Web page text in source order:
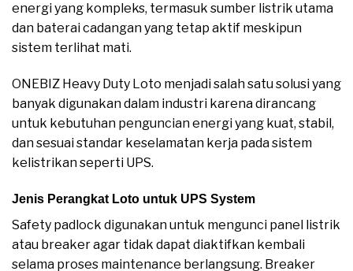
energi yang kompleks, termasuk sumber listrik utama
dan baterai cadangan yang tetap aktif meskipun
sistem terlihat mati.
ONEBIZ Heavy Duty Loto menjadi salah satu solusi yang
banyak digunakan dalam industri karena dirancang
untuk kebutuhan penguncian energi yang kuat, stabil,
dan sesuai standar keselamatan kerja pada sistem
kelistrikan seperti UPS.
Jenis Perangkat Loto untuk UPS System
Safety padlock digunakan untuk mengunci panel listrik
atau breaker agar tidak dapat diaktifkan kembali
selama proses maintenance berlangsung. Breaker